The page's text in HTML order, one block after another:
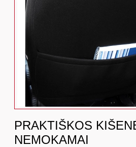
PRAKTIŠKOS
NEMOKAMAI